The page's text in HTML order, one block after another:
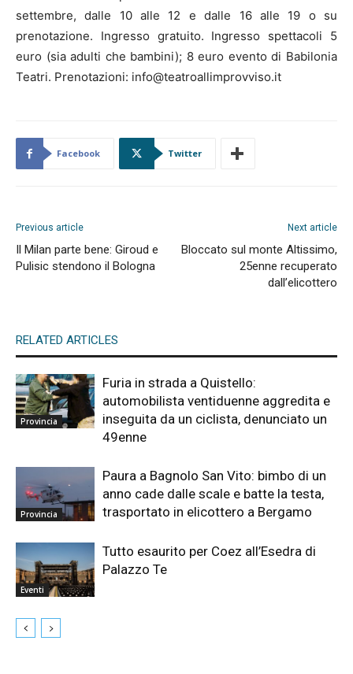
settembre, dalle 10 alle 12 e dalle 16 alle 19 o su
prenotazione. Ingresso gratuito. Ingresso spettacoli 5
euro (sia adulti che bambini); 8 euro evento di Babilonia
Teatri. Prenotazioni: info@teatroallimprovviso.it
Facebook Twitter
Previous article
Il Milan parte bene: Giroud e
Pulisic stendono il Bologna
Next article
Bloccato sul monte Altissimo,
25enne recuperato
dall’elicottero
RELATED ARTICLES
Provincia
Furia in strada a Quistello:
automobilista ventiduenne aggredita e
inseguita da un ciclista, denunciato un
49enne
Provincia
Paura a Bagnolo San Vito: bimbo di un
anno cade dalle scale e batte la testa,
trasportato in elicottero a Bergamo
Eventi
Tutto esaurito per Coez all’Esedra di
Palazzo Te